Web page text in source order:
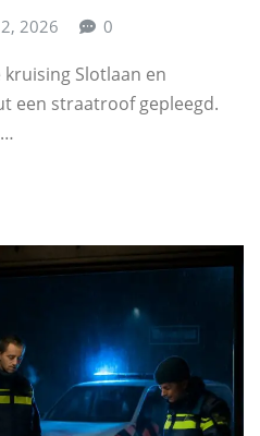
2026 0
Slotlaan en
een straatroof gepleegd.